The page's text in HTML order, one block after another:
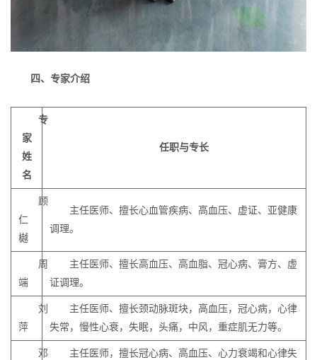
四、专家介绍
专
家
姓
名
任职与专长
顾
仁
樾
主任医师、擅长心血管疾病、高血压、虚证、亚健康
调理。
周
端
主任医师、擅长高血压、高血脂、冠心病、膏方、虚
证调理。
刘
萍
主任医师、擅长颈动脉斑块，高血压，冠心病，心律
失常，慢性心衰，失眠，头痛，中风，重症肌无力等。
邓
主任医师，擅长冠心病、高血压、心力衰竭和心律失